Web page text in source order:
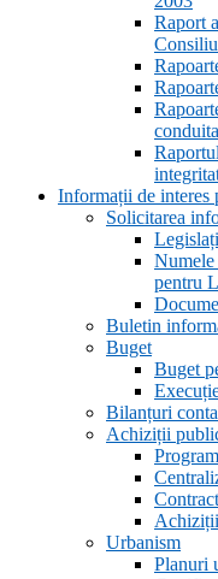
Raport
conduita
Informații de interes
Solicitarea
Numele
pentru
Buletin
Buget
Buget
Bilanțuri
Achiziții
Urbanism
Planuri